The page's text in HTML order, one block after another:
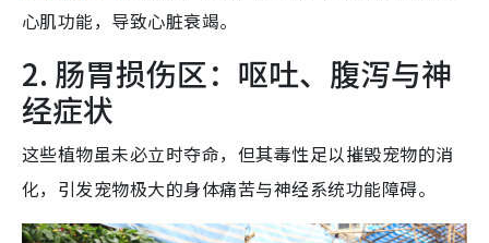
心肌功能，导致心脏衰竭。
2. 肠胃损伤区：呕吐、腹泻与神
经症状
这些植物虽未必立时夺命，但其毒性足以摧毁宠物的消
化，引发宠物极大的身体痛苦与神经系统功能障碍。